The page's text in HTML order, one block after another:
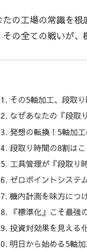
の工場の常識を
の全ての戦いが
その5軸加工、段取
なぜあなたの『段取
発想の転換！5軸加
段取り時間の8割は
工具管理が『段取り
ゼロポイントシステ
機内計測を味方につ
『標準化』こそ最
投資対効果を見える
明日から始める5軸